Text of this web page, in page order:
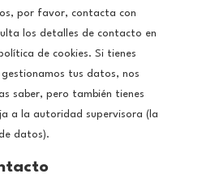
por favor, contacta con
los detalles de contacto en
de cookies. Si tienes
tus datos, nos
saber, pero también tienes
a la autoridad supervisora (la
datos).